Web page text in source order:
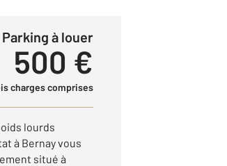
Parking à louer
500 €
charges comprises
lourds
à Bernay vous
situé à